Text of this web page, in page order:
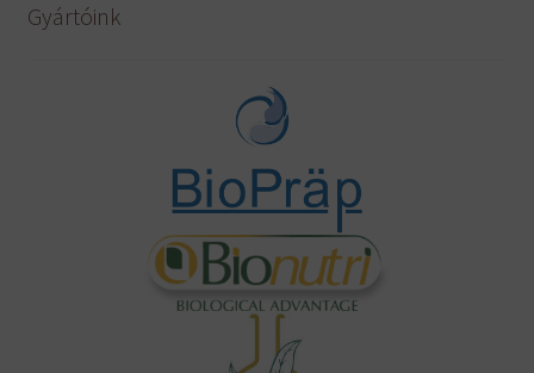
Gyártóink